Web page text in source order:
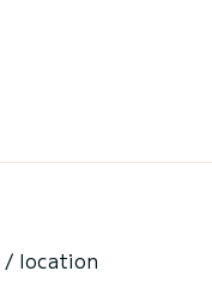
/ location